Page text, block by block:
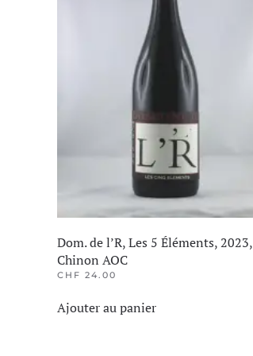
Dom. de l’R, Les 5 Éléments, 2023,
Chinon AOC
CHF 24.00
Ajouter au panier